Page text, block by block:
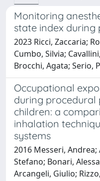
Monitoring
state index during
2023 Ricci, Zaccaria;
Cumbo, Silvia;
Brocchi, Agata; Serio,
Occupational
during procedural
children: a
inhalation
systems
2016 Messeri,
Stefano; Bonari,
Arcangeli, Giulio;